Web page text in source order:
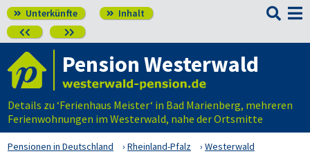
 Unterkünfte  Inhalt
 

Pension Westerwald
Details zu ‘Ferienhaus Meister‘ in Bad Marienberg, mehreren
Ferienwohnungen im Westerwald, nahe der Ortsmitte
Pensionen in Deutschland Rheinland-Pfalz
Westerwald